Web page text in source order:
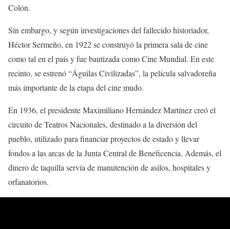
Colón.
Sin embargo, y según investigaciones del fallecido historiador,
Héctor Sermeño, en 1922 se construyó la primera sala de cine
como tal en el país y fue bautizada como Cine Mundial. En este
recinto, se estrenó “Águilas Civilizadas”, la película salvadoreña
más importante de la etapa del cine mudo.
En 1936, el presidente Maximiliano Hernández Martínez creó el
circuito de Teatros Nacionales, destinado a la diversión del
pueblo, utilizado para financiar proyectos de estado y llevar
fondos a las arcas de la Junta Central de Beneficencia. Además, el
dinero de taquilla servía de manutención de asilos, hospitales y
orfanatorios.